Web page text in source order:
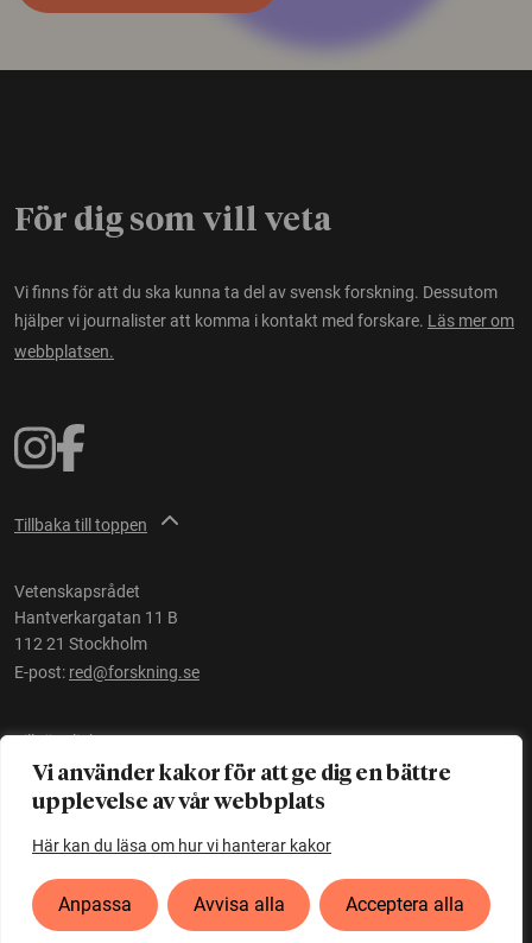
Vi använder kakor för att ge dig en bättre
upplevelse av vår webbplats
Här kan du läsa om hur vi hanterar kakor
Anpassa Avvisa alla Acceptera alla
För dig som vill veta
Vi finns för att du ska kunna ta del av svensk forskning. Dessutom
hjälper vi journalister att komma i kontakt med forskare. Läs mer om
webbplatsen.
Tillbaka till toppen
Vetenskapsrådet
Hantverkargatan 11 B
112 21 Stockholm
E-post: red@forskning.se
Tillgänglighet
Ett initiativ avVetenskapsrådet